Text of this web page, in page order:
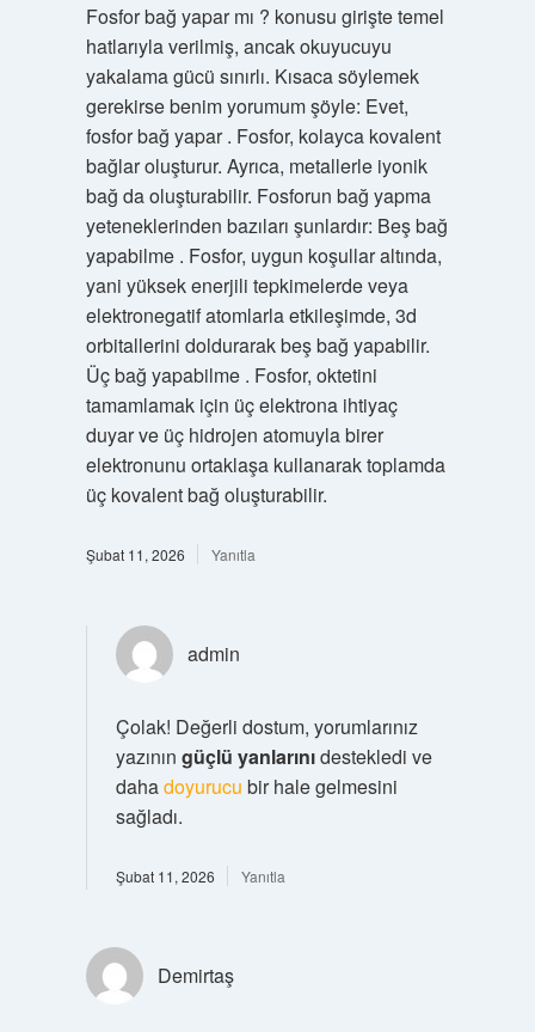
Fosfor bağ yapar mı ? konusu girişte temel
hatlarıyla verilmiş, ancak okuyucuyu
yakalama gücü sınırlı. Kısaca söylemek
gerekirse benim yorumum şöyle: Evet,
fosfor bağ yapar . Fosfor, kolayca kovalent
bağlar oluşturur. Ayrıca, metallerle iyonik
bağ da oluşturabilir. Fosforun bağ yapma
yeteneklerinden bazıları şunlardır: Beş bağ
yapabilme . Fosfor, uygun koşullar altında,
yani yüksek enerjili tepkimelerde veya
elektronegatif atomlarla etkileşimde, 3d
orbitallerini doldurarak beş bağ yapabilir.
Üç bağ yapabilme . Fosfor, oktetini
tamamlamak için üç elektrona ihtiyaç
duyar ve üç hidrojen atomuyla birer
elektronunu ortaklaşa kullanarak toplamda
üç kovalent bağ oluşturabilir.
Şubat 11, 2026 Yanıtla
admin
Çolak! Değerli dostum, yorumlarınız
yazının güçlü yanlarınıdestekledi ve
dahadoyurucu bir hale gelmesini
sağladı.
Şubat 11, 2026 Yanıtla
Demirtaş